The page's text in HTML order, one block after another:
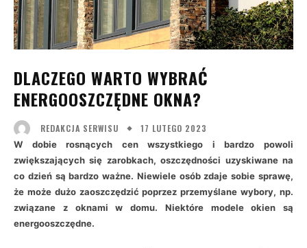
DLACZEGO WARTO WYBRAĆ
ENERGOOSZCZĘDNE OKNA?
REDAKCJA SERWISU 17 LUTEGO 2023
W dobie rosnących cen wszystkiego i bardzo powoli
zwiększających się zarobkach, oszczędności uzyskiwane na
co dzień są bardzo ważne. Niewiele osób zdaje sobie sprawę,
że może dużo zaoszczędzić poprzez przemyślane wybory, np.
związane z oknami w domu. Niektóre modele okien są
energooszczędne.